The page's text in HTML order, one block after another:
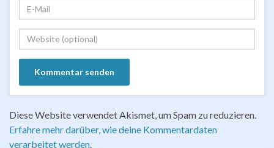
Diese Website verwendet Akismet, um Spam zu reduzieren.
Erfahre mehr darüber, wie deine Kommentardaten
verarbeitet werden